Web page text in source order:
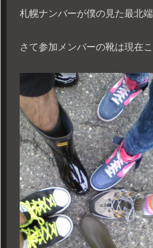
札幌ナンバーが僕の見た最北端
さて参加メンバーの靴は現在こ